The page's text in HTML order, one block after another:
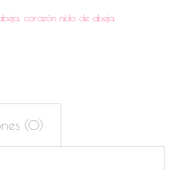
, corazón nido de abeja,
(0)